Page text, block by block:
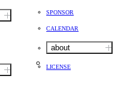
SPONSOR
CALENDAR
about
LICENSE